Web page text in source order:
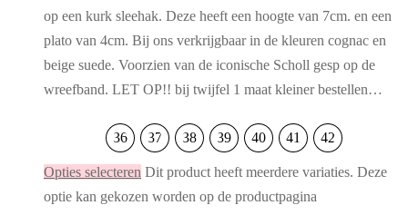
op een kurk sleehak. Deze heeft een hoogte van 7cm. en een
plato van 4cm. Bij ons verkrijgbaar in de kleuren cognac en
beige suede. Voorzien van de iconische Scholl gesp op de
wreefband. LET OP!! bij twijfel 1 maat kleiner bestellen…
36 37 38 39 40 41 42
Opties selecteren Dit product heeft meerdere variaties. Deze
optie kan gekozen worden op de productpagina